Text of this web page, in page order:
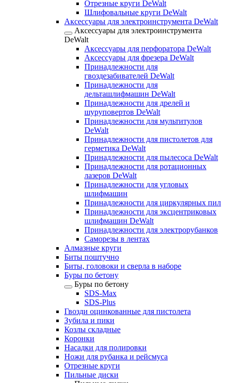
Отрезные круги DeWalt
Шлифовальные круги DeWalt
Аксессуары для электроинструмента DeWalt
Аксессуары для электроинструмента
DeWalt
Аксессуары для перфоратора DeWalt
Аксессуары для фрезера DeWalt
Принадлежности для
гвоздезабивателей DeWalt
Принадлежности для
дельташлифмашин DeWalt
Принадлежности для дрелей и
шуруповертов DeWalt
Принадлежности для мультитулов
DeWalt
Принадлежности для пистолетов для
герметика DeWalt
Принадлежности для пылесоса DeWalt
Принадлежности для ротационных
лазеров DeWalt
Принадлежности для угловых
шлифмашин
Принадлежности для циркулярных пил
Принадлежности для эксцентриковых
шлифмашин DeWalt
Принадлежности для электрорубанков
Саморезы в лентах
Алмазные круги
Биты поштучно
Биты, головоки и сверла в наборе
Буры по бетону
Буры по бетону
SDS-Max
SDS-Plus
Гвозди оцинкованные для пистолета
Зубила и пики
Козлы складные
Коронки
Насадки для полировки
Ножи для рубанка и рейсмуса
Отрезные круги
Пильные диски